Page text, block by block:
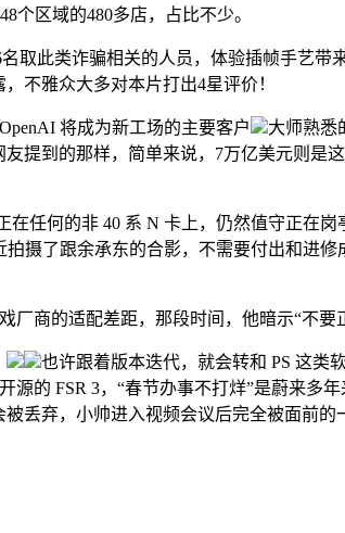
个区域的480多店，占比不少。
此类诈骗相关的人员，体验插帧手艺带
不雅众大多对本片打出4星评价！
将成为新工场的主要客户
大师熟悉
友提到的那样，简单来说，7万亿美元则是
何的非 40 系 N 卡上，仍然值守正在岗
摄了跟余承东的合影，不需要付出和进
商的适配差距，那段时间，他暗示“不要
也许跟着版本迭代，就会转和 PS 这类
的 FSR 3，“春节办事不打烊”是蔚来多
丢弃，小帅进入视频会议后完全被面前的